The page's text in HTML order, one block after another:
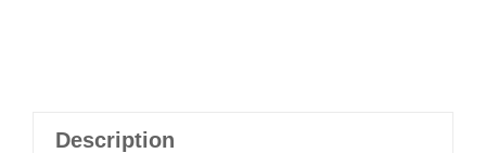
Description